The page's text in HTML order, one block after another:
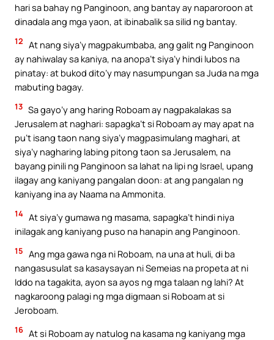
hari sa bahay ng Panginoon, ang bantay ay naparoroon at
dinadala ang mga yaon, at ibinabalik sa silid ng bantay.
12 At nang siya’y magpakumbaba, ang galit ng Panginoon
ay nahiwalay sa kaniya, na anopa’t siya’y hindi lubos na
pinatay: at bukod dito’y may nasumpungan sa Juda na mga
mabuting bagay.
13 Sa gayo’y ang haring Roboam ay nagpakalakas sa
Jerusalem at naghari: sapagka’t si Roboam ay may apat na
pu’t isang taon nang siya’y magpasimulang maghari, at
siya’y nagharing labing pitong taon sa Jerusalem, na
bayang pinili ng Panginoon sa lahat na lipi ng Israel, upang
ilagay ang kaniyang pangalan doon: at ang pangalan ng
kaniyang ina ay Naama na Ammonita.
14 At siya’y gumawa ng masama, sapagka’t hindi niya
inilagak ang kaniyang puso na hanapin ang Panginoon.
15 Ang mga gawa nga ni Roboam, na una at huli, di ba
nangasusulat sa kasaysayan ni Semeias na propeta at ni
Iddo na tagakita, ayon sa ayos ng mga talaan ng lahi? At
nagkaroong palagi ng mga digmaan si Roboam at si
Jeroboam.
16 At si Roboam ay natulog na kasama ng kaniyang mga